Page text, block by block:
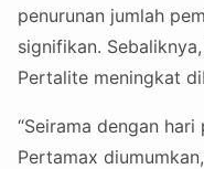
penurunan jumlah
signifikan.
Pertalite meningkat
“Seirama dengan
Pertamax